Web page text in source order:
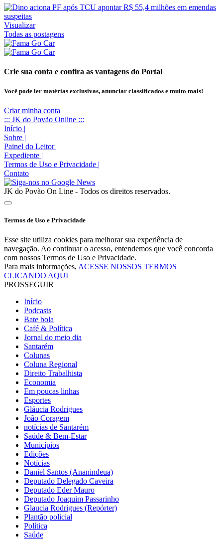
Visualizar
Todas as postagens
Crie sua conta e confira as vantagens do Portal
Você pode ler matérias exclusivas, anunciar classificados e muito mais!
Criar minha conta
::: JK do Povão Online :::
Início |
Sobre |
Painel do Leitor |
Expediente |
Termos de Uso e Privacidade |
Contato
JK do Povão On Line - Todos os direitos reservados.
Termos de Uso e Privacidade
Esse site utiliza cookies para melhorar sua experiência de
navegação. Ao continuar o acesso, entendemos que você concorda
com nossos Termos de Uso e Privacidade.
Para mais informações, ACESSE NOSSOS TERMOS
CLICANDO AQUI
PROSSEGUIR
Início
Podcasts
Bate bola
Café & Política
Jornal do meio dia
Santarém
Colunas
Coluna Regional
Direito Trabalhista
Economia
Em poucas linhas
Esportes
Gláucia Rodrigues
João Coragem
notícias de Santarém
Saúde & Bem-Estar
Municípios
Edições
Notícias
Daniel Santos (Ananindeua)
Deputado Delegado Caveira
Deputado Eder Mauro
Deputado Joaquim Passarinho
Glaucia Rodrigues (Repórter)
Plantão policial
Política
Saúde